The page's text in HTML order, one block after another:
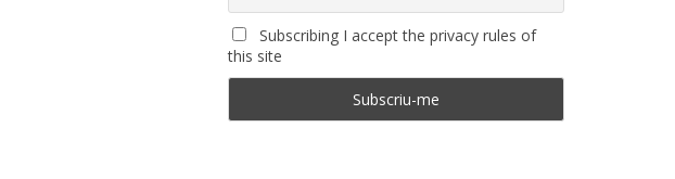
Subscribing I accept the privacy rules of
this site